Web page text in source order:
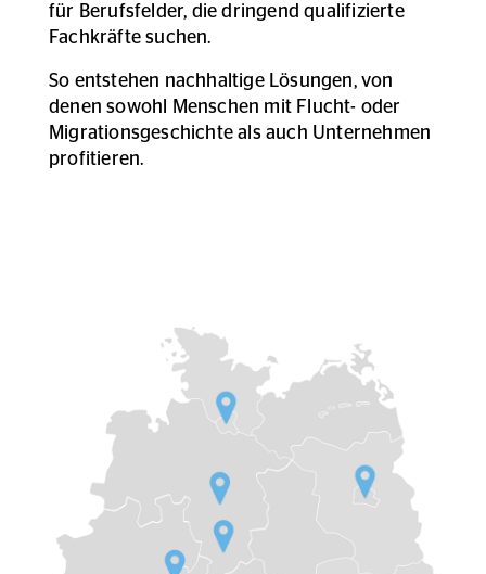
für Berufsfelder, die dringend qualifizierte
Fachkräfte suchen.
So entstehen nachhaltige Lösungen, von
denen sowohl Menschen mit Flucht- oder
Migrationsgeschichte als auch Unternehmen
profitieren.